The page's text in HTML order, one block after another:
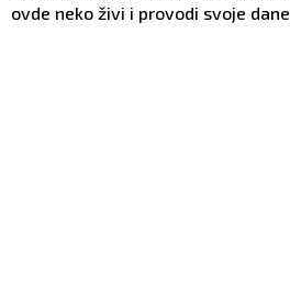
ovde neko živi i provodi svoje dane.